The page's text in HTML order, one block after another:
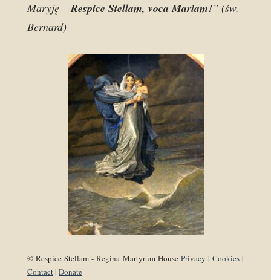
Maryję –Respice Stellam, voca Mariam!” (św.
Bernard)
© Respice Stellam - Regina Martyrum House Privacy | Cookies|
Contact| Donate